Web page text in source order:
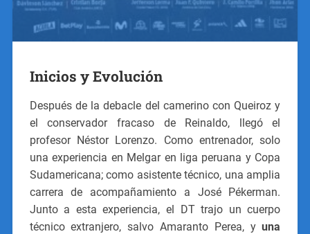
Inicios y Evolución
Después de la debacle del camerino con Queiroz y
el conservador fracaso de Reinaldo, llegó el
profesor Néstor Lorenzo. Como entrenador, solo
una experiencia en Melgar en liga peruana y Copa
Sudamericana; como asistente técnico, una amplia
carrera de acompañamiento a José Pékerman.
Junto a esta experiencia, el DT trajo un cuerpo
técnico extranjero, salvo Amaranto Perea, yuna